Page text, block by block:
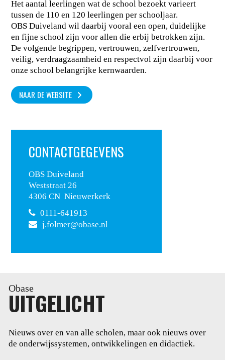
Het aantal leerlingen wat de school bezoekt varieert
tussen de 110 en 120 leerlingen per schooljaar.
OBS Duiveland wil daarbij vooral een open, duidelijke
en fijne school zijn voor allen die erbij betrokken zijn.
De volgende begrippen, vertrouwen, zelfvertrouwen,
veilig, verdraagzaamheid en respectvol zijn daarbij voor
onze school belangrijke kernwaarden.
NAAR DE WEBSITE
CONTACTGEGEVENS
OBS Duiveland
Weststraat 26
4306 CN Nieuwerkerk
0111-641913
j.folmer@obase.nl
Obase
UITGELICHT
Nieuws over en van alle scholen, maar ook nieuws over
de onderwijssystemen, ontwikkelingen en didactiek.